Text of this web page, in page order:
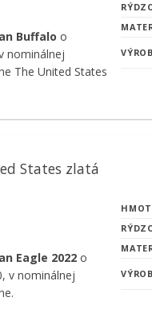
Buffalo o
nominálnej
The United States
States zlatá
Eagle 2022 o
v nominálnej